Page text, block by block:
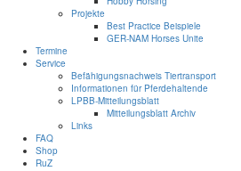
Projekte
Best Practice Beispiele
GER-NAM Horses Unite
Termine
Service
Befähigungsnachweis Tiertransport
Informationen für Pferdehaltende
LPBB-Mitteilungsblatt
Mitteilungsblatt Archiv
Links
FAQ
Shop
RuZ